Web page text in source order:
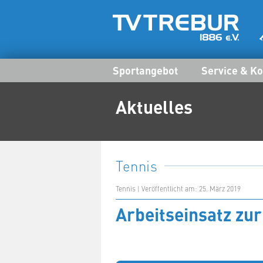
Sportangebot Service &
Aktuelles
Tennis
Tennis | Veröffentlicht am: 25. März 2019
Arbeitseinsatz